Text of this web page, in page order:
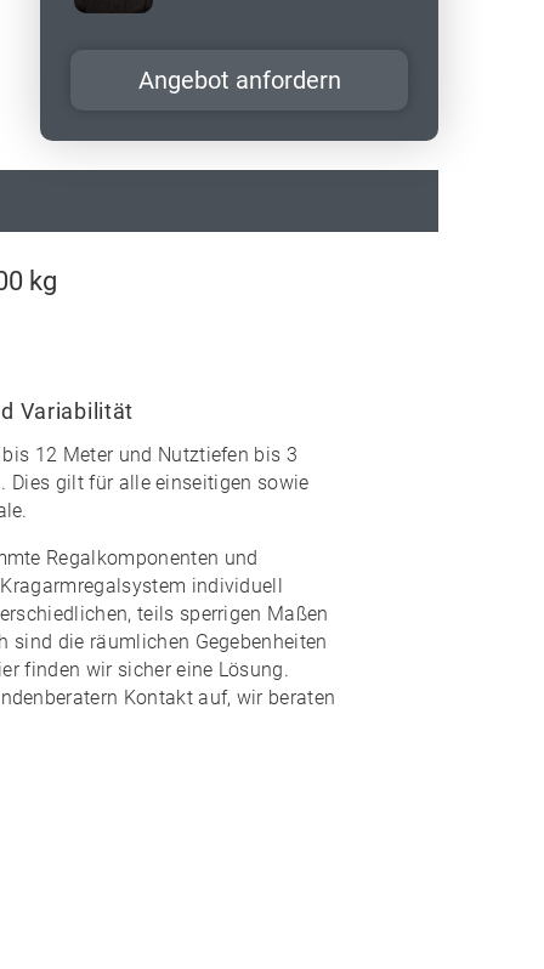
Angebot anfordern
kg
Variabilität
12 Meter und Nutztiefen bis 3
Dies gilt für alle einseitigen sowie
.
Regalkomponenten und
individuell
teils sperrigen Maßen
sind die räumlichen Gegebenheiten
finden wir sicher eine Lösung.
Kontakt auf, wir beraten